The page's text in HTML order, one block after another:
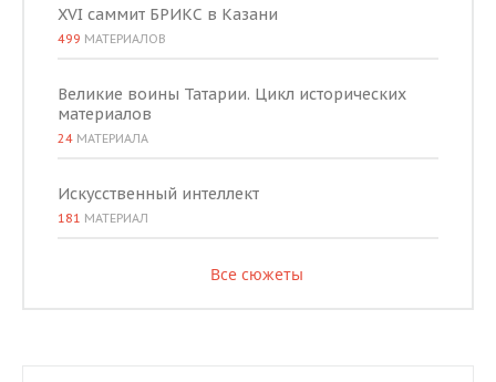
XVI саммит БРИКС в Казани
499 МАТЕРИАЛОВ
Великие воины Татарии. Цикл исторических
материалов
24 МАТЕРИАЛА
Искусственный интеллект
181 МАТЕРИАЛ
Все сюжеты